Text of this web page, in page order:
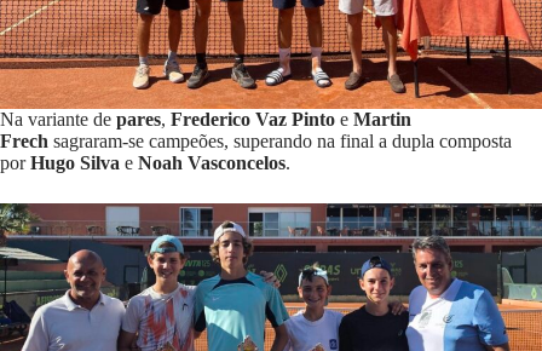
Na variante de pares, Frederico Vaz Pinto e Martin
Frech sagraram-se campeões, superando na final a dupla composta
porHugo Silva e Noah Vasconcelos.